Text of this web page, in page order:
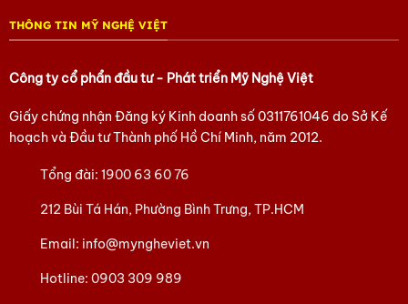
THÔNG TIN MỸ NGHỆ VIỆT
Công ty cổ phẩn đầu tư - Phát triển Mỹ Nghệ Việt
Giấy chứng nhận Đăng ký Kinh doanh số0311761046 do Sở Kế
hoạch và Đầu tư Thành phố Hồ Chí Minh, năm 2012.
Tổng đài:1900 63 60 76
212 Bùi Tá Hán, Phường Bình Trưng, TP.HCM
Email: info@myngheviet.vn
Hotline:0903 309 989